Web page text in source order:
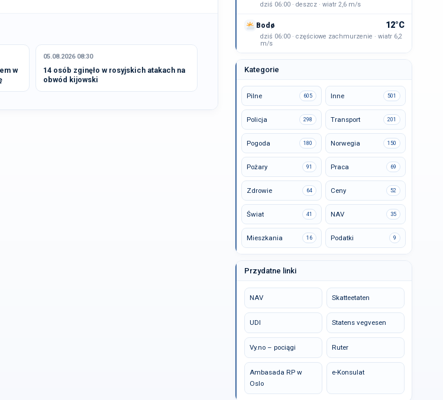
w
05.08.2026 08:30
14 osób zginęło w rosyjskich atakach na
obwód kijowski
dziś 06:00 · deszcz · wiatr 2,6 m/s
Bodø 12°C
dziś 06:00 · częściowe zachmurzenie · wiatr 6,2
m/s
Kategorie
Pilne 605 Inne 501
Policja 298 Transport 201
Pogoda 180 Norwegia 150
Pożary 91 Praca 69
Zdrowie 64 Ceny 52
Świat 41 NAV 35
Mieszkania 16 Podatki 9
Przydatne linki
NAV Skatteetaten
UDI Statens vegvesen
Vy.no – pociągi Ruter
Ambasada RP w
Oslo
e-Konsulat